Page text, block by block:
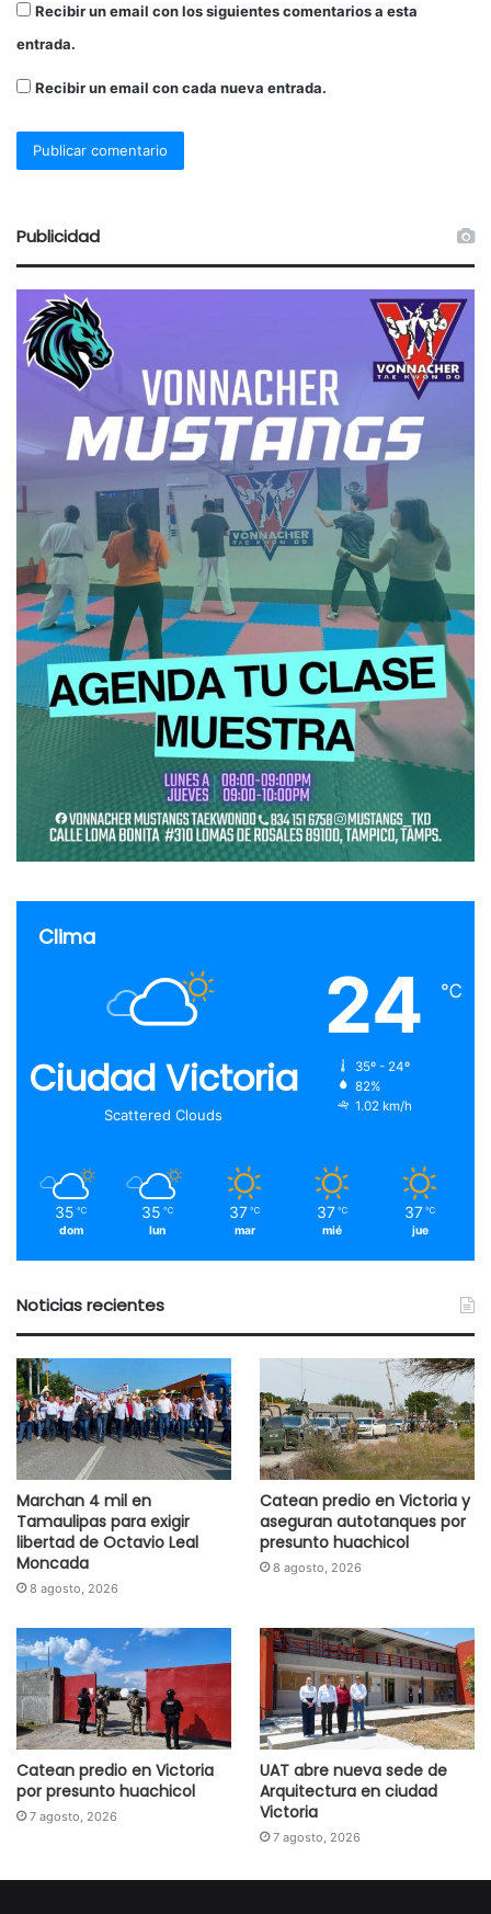
Recibir un email con los siguientes comentarios a esta
entrada.
Recibir un email con cada nueva entrada.
Publicidad
Clima
Ciudad Victoria
Scattered Clouds
24 ℃
35º - 24º
82%
1.02 km/h
35 ℃
dom
35 ℃
lun
37 ℃
mar
37 ℃
mié
37 ℃
jue
Noticias recientes
Marchan 4 mil en
Tamaulipas para exigir
libertad de Octavio Leal
Moncada
8 agosto, 2026
Catean predio en Victoria y
aseguran autotanques por
presunto huachicol
8 agosto, 2026
Catean predio en Victoria
por presunto huachicol
7 agosto, 2026
UAT abre nueva sede de
Arquitectura en ciudad
Victoria
7 agosto, 2026